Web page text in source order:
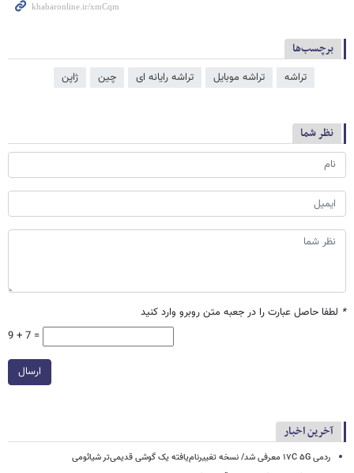
برچسب‌ها
تراشه تراشه موبایل تراشه رایانه ای چین ژاپن
نظر شما
* لطفا حاصل عبارت را در جعبه متن روبرو وارد کنید
9 + 7 =
ارسال
آخرین اخبار
ردمی ۱۷C ۵G معرفی شد/ نسخه تغییرنام‌یافته یک گوشی قدیمی‌تر شیائومی